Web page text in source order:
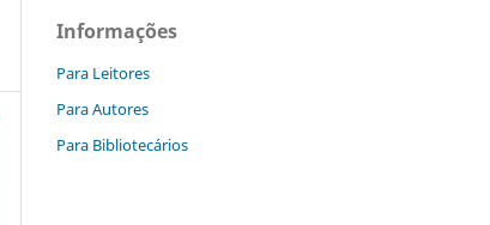
Informações
Para Leitores
Para Autores
Para Bibliotecários